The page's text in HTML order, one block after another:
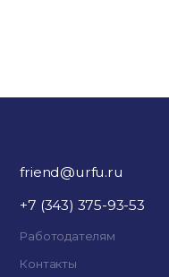
friend@urfu.ru
+7 (343) 375-93-53
Работодателям
Контакты